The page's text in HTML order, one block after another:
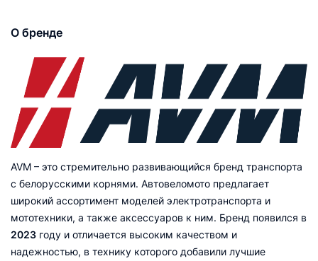
О бренде
AVM – это стремительно развивающийся бренд транспорта
с белорусскими корнями. Автовеломото предлагает
широкий ассортимент моделей электротранспорта и
мототехники, а также аксессуаров к ним. Бренд появился в
2023 году и отличается высоким качеством и
надежностью, в технику которого добавили лучшие